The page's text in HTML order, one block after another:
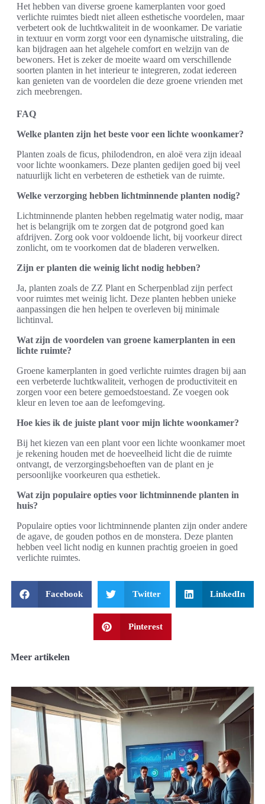
Het hebben van diverse groene kamerplanten voor goed
verlichte ruimtes biedt niet alleen esthetische voordelen, maar
verbetert ook de luchtkwaliteit in de woonkamer. De variatie
in textuur en vorm zorgt voor een dynamische uitstraling, die
kan bijdragen aan het algehele comfort en welzijn van de
bewoners. Het is zeker de moeite waard om verschillende
soorten planten in het interieur te integreren, zodat iedereen
kan genieten van de voordelen die deze groene vrienden met
zich meebrengen.
FAQ
Welke planten zijn het beste voor een lichte woonkamer?
Planten zoals de ficus, philodendron, en aloë vera zijn ideaal
voor lichte woonkamers. Deze planten gedijen goed bij veel
natuurlijk licht en verbeteren de esthetiek van de ruimte.
Welke verzorging hebben lichtminnende planten nodig?
Lichtminnende planten hebben regelmatig water nodig, maar
het is belangrijk om te zorgen dat de potgrond goed kan
afdrijven. Zorg ook voor voldoende licht, bij voorkeur direct
zonlicht, om te voorkomen dat de bladeren verwelken.
Zijn er planten die weinig licht nodig hebben?
Ja, planten zoals de ZZ Plant en Scherpenblad zijn perfect
voor ruimtes met weinig licht. Deze planten hebben unieke
aanpassingen die hen helpen te overleven bij minimale
lichtinval.
Wat zijn de voordelen van groene kamerplanten in een
lichte ruimte?
Groene kamerplanten in goed verlichte ruimtes dragen bij aan
een verbeterde luchtkwaliteit, verhogen de productiviteit en
zorgen voor een betere gemoedstoestand. Ze voegen ook
kleur en leven toe aan de leefomgeving.
Hoe kies ik de juiste plant voor mijn lichte woonkamer?
Bij het kiezen van een plant voor een lichte woonkamer moet
je rekening houden met de hoeveelheid licht die de ruimte
ontvangt, de verzorgingsbehoeften van de plant en je
persoonlijke voorkeuren qua esthetiek.
Wat zijn populaire opties voor lichtminnende planten in
huis?
Populaire opties voor lichtminnende planten zijn onder andere
de agave, de gouden pothos en de monstera. Deze planten
hebben veel licht nodig en kunnen prachtig groeien in goed
verlichte ruimtes.
Facebook Twitter LinkedIn
Pinterest
Meer artikelen